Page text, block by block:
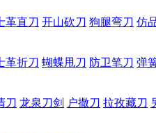
革直刀 开山砍刀 狗腿弯刀 仿
革折刀 蝴蝶甩刀 防卫笔刀 弹
刀 龙泉刀剑 户撒刀 拉孜藏刀